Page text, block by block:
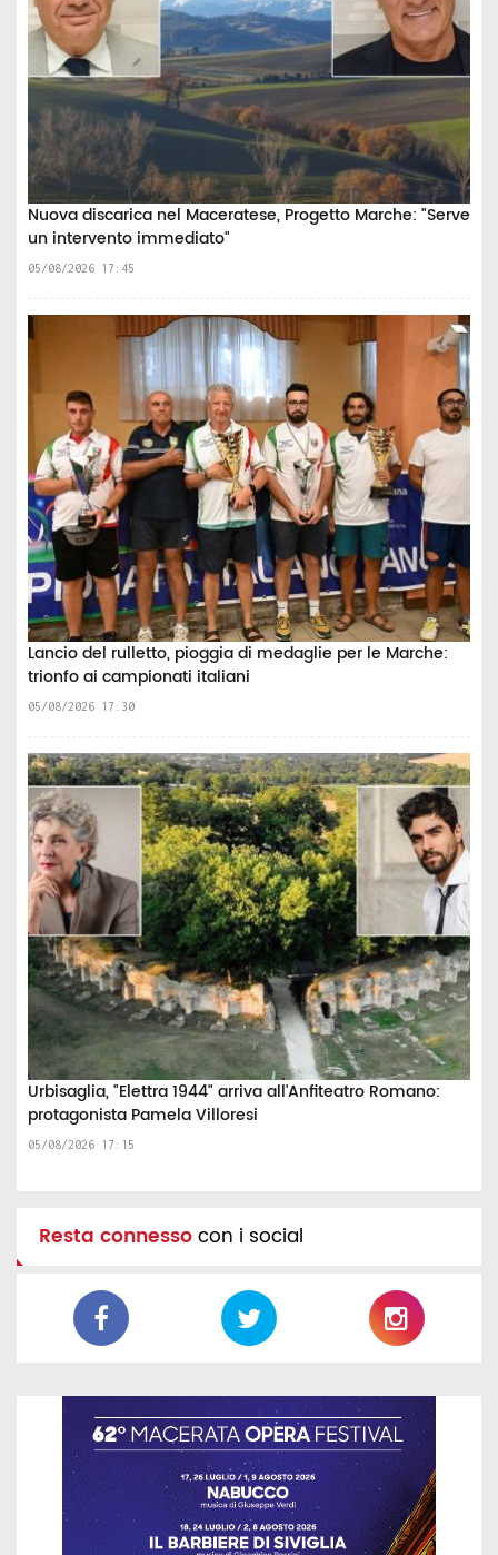
Nuova discarica nel Maceratese, Progetto Marche: "Serve
un intervento immediato"
05/08/2026 17:45
Lancio del rulletto, pioggia di medaglie per le Marche:
trionfo ai campionati italiani
05/08/2026 17:30
Urbisaglia, "Elettra 1944" arriva all'Anfiteatro Romano:
protagonista Pamela Villoresi
05/08/2026 17:15
Resta connessocon i social